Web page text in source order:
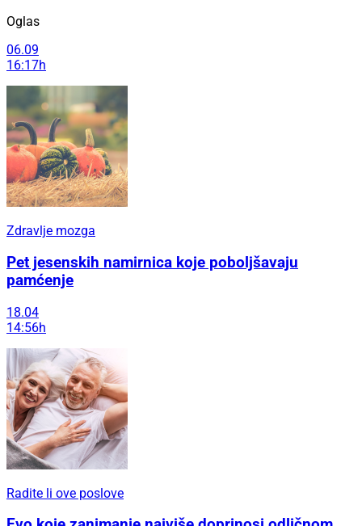
Oglas
06.09
16:17h
Zdravlje mozga
Pet jesenskih namirnica koje poboljšavaju
pamćenje
18.04
14:56h
Radite li ove poslove